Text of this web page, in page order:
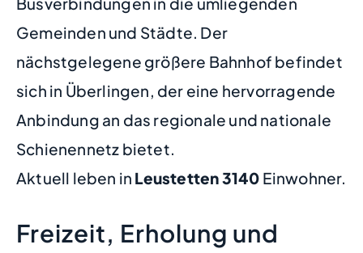
Gemeinden und Städte. Der
nächstgelegene größere Bahnhof befindet
sich in Überlingen, der eine hervorragende
Anbindung an das regionale und nationale
Schienennetz bietet.
Aktuell leben in Leustetten3140 Einwohner.
Freizeit, Erholung und